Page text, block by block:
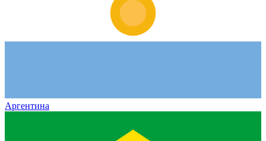
Аргентина